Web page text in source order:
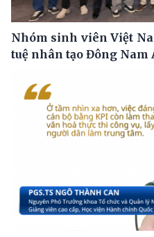
Nhóm sinh viên Việt
tuệ nhân tạo Đông Nam